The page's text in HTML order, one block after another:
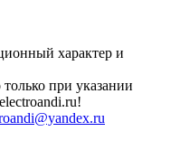
характер и
при указании